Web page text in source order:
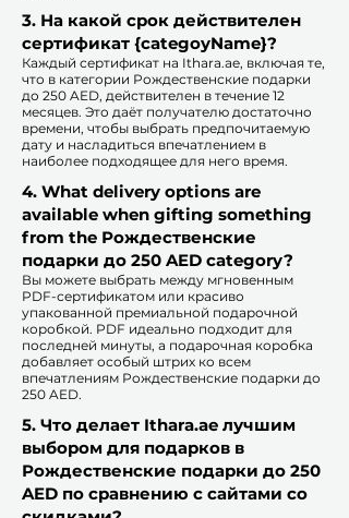
3. На какой срок действителен
сертификат {categoyName}?
Каждый сертификат на Ithara.ae, включая те,
что в категории Рождественские подарки
до 250 AED, действителен в течение 12
месяцев. Это даёт получателю достаточно
времени, чтобы выбрать предпочитаемую
дату и насладиться впечатлением в
наиболее подходящее для него время.​
4. What delivery options are
available when gifting something
from the Рождественские
подарки до 250 AED category?
Вы можете выбрать между мгновенным
PDF-сертификатом или красиво
упакованной премиальной подарочной
коробкой. PDF идеально подходит для
последней минуты, а подарочная коробка
добавляет особый штрих ко всем
впечатлениям Рождественские подарки до
250 AED.​
5. Что делает Ithara.ae лучшим
выбором для подарков в
Рождественские подарки до 250
AED по сравнению с сайтами со